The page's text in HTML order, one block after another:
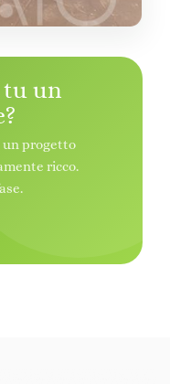
tu un
un progetto
ricco.